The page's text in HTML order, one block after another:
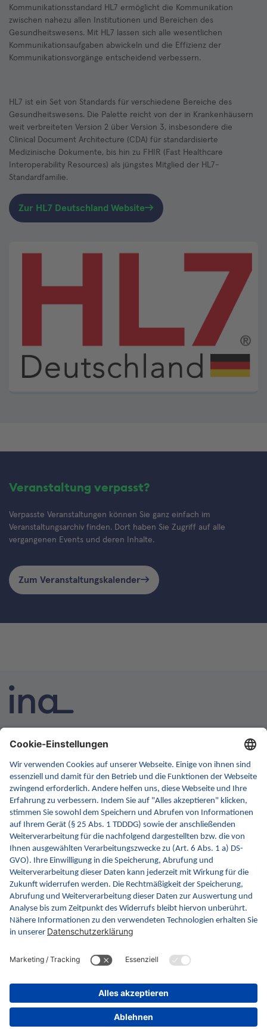
Kommunikationsstandard HL7 ermöglicht die Kommunikation
zwischen nahezu allen Institutionen und Bereichen des
Gesundheitswesens. Mit HL7 lassen sich alle wesentlichen
Kommunikationsaufgaben abwickeln und die Effizienz der
Kommunikationsvorgänge entscheidend verbessern.
HL7 ist ein Set von Standards für verschiedene Bereiche des
Gesundheitswesens. Die Palette reicht von der in Krankenhäusern
weit verbreiteten Version 2 über Version 3, insbesondere die
Clinical Document Architecture (CDA) für standardisierte
Medizinische Dokumente, bis hin zu FHIR (Fast Healthcare
Interoperability Resources) als jüngstes Mitglied der HL7-
Standardfamilie.
Zur HL7 Deutschland Website
Veranstaltung verpasst?
Verpasste Veranstaltungen können Sie ganz einfach im
Veranstaltungsarchiv finden. Dort haben Sie Zugriff auf alle
vergangenen Events und deren Inhalte.
Zum Veranstaltungskalender
INA ist die nationale Wissensplattform für Interoperabilität.
Gesundheitswesen werden. Dafür erweitern wir
Kontaktformular
gematik GmbH
10178 Berlin
Datenschutz